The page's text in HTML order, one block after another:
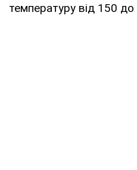
температуру від 150 до